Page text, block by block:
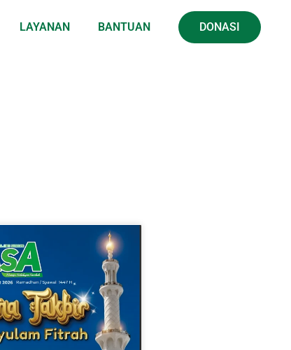
LAYANAN BANTUAN DONASI